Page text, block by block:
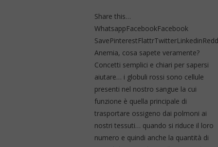
Share this…
WhatsappFacebookFacebook
Anemia, cosa sapete veramente?
Concetti semplici e chiari per sapersi
aiutare… i globuli rossi sono cellule
presenti nel nostro sangue la cui
funzione è quella principale di
trasportare ossigeno dai polmoni ai
nostri tessuti… quando si riduce il loro
numero e quindi anche la quantità di